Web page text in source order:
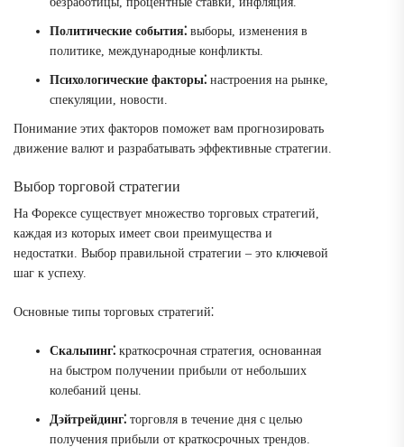
Политические события⁚ выборы, изменения в
политике, международные конфликты.
Психологические факторы⁚ настроения на рынке,
спекуляции, новости.
Понимание этих факторов поможет вам прогнозировать
движение валют и разрабатывать эффективные стратегии.
Выбор торговой стратегии
На Форексе существует множество торговых стратегий,
каждая из которых имеет свои преимущества и
недостатки. Выбор правильной стратегии – это ключевой
шаг к успеху.
Основные типы торговых стратегий⁚
Скальпинг⁚ краткосрочная стратегия, основанная
на быстром получении прибыли от небольших
колебаний цены.
Дэйтрейдинг⁚ торговля в течение дня с целью
получения прибыли от краткосрочных трендов.